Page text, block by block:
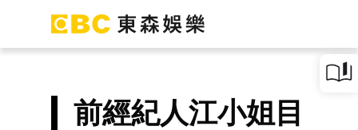
前經紀人江小姐目